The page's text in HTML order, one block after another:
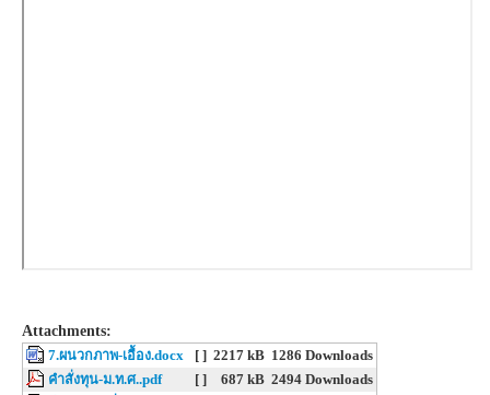
Attachments:
7.ผนวกภาพ-เอื้อง.docx [ ] 2217 kB 1286 Downloads
คำสั่งทุน-ม.ท.ศ..pdf
[ ] 687 kB 2494 Downloads